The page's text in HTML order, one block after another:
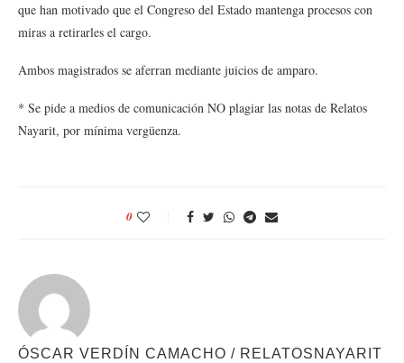
que han motivado que el Congreso del Estado mantenga procesos con
miras a retirarles el cargo.
Ambos magistrados se aferran mediante juicios de amparo.
* Se pide a medios de comunicación NO plagiar las notas de Relatos
Nayarit, por mínima vergüenza.
0
ÓSCAR VERDÍN CAMACHO / RELATOSNAYARIT